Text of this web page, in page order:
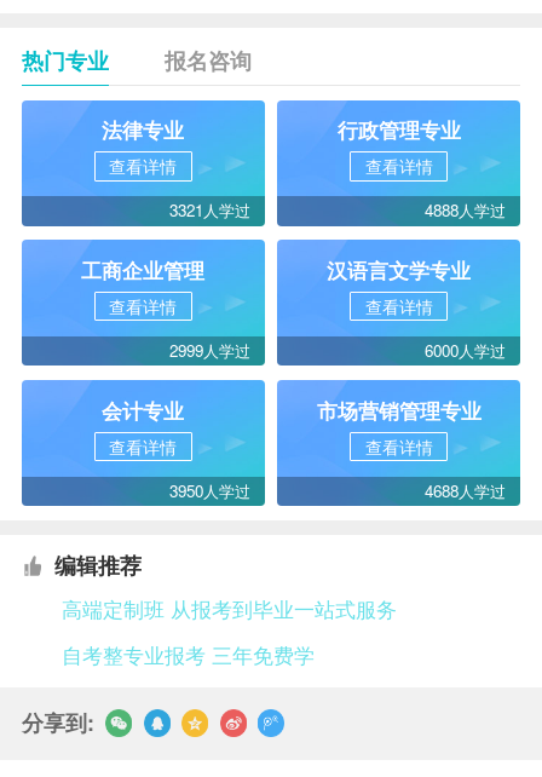
热门专业 报名咨询
法律专业
查看详情
3321人学过
行政管理专业
查看详情
4888人学过
工商企业管理
查看详情
2999人学过
汉语言文学专业
查看详情
6000人学过
会计专业
查看详情
3950人学过
市场营销管理专业
查看详情
4688人学过
编辑推荐
高端定制班 从报考到毕业一站式服务
自考整专业报考 三年免费学
分享到: